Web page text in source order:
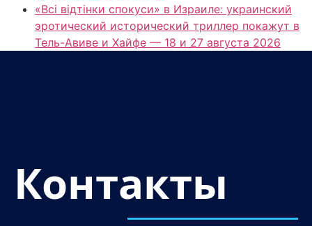
«Всі відтінки спокуси» в Израиле: украинский
эротический исторический триллер покажут в
Тель-Авиве и Хайфе — 18 и 27 августа 2026
Контакты